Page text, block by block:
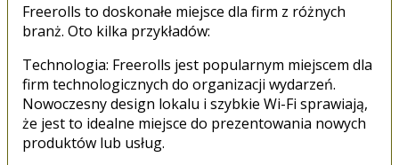
Freerolls to doskonałe miejsce dla firm z różnych
branż. Oto kilka przykładów:
Technologia: Freerolls jest popularnym miejscem dla
firm technologicznych do organizacji wydarzeń.
Nowoczesny design lokalu i szybkie Wi-Fi sprawiają,
że jest to idealne miejsce do prezentowania nowych
produktów lub usług.